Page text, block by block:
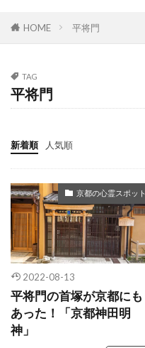
HOME 平将門
TAG
平将門
新着順 人気順
京都の心霊スポット
2022-08-13
平将門の首塚が京都にも
あった！「京都神田明
神」